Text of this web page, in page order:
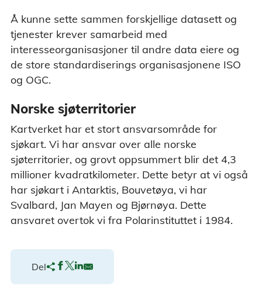
Å kunne sette sammen forskjellige datasett og
tjenester krever samarbeid med
interesseorganisasjoner til andre data eiere og
de store standardiserings organisasjonene ISO
og OGC.
Norske sjøterritorier
Kartverket har et stort ansvarsområde for
sjøkart. Vi har ansvar over alle norske
sjøterritorier, og grovt oppsummert blir det 4,3
millioner kvadratkilometer. Dette betyr at vi også
har sjøkart i Antarktis, Bouvetøya, vi har
Svalbard, Jan Mayen og Bjørnøya. Dette
ansvaret overtok vi fra Polarinstituttet i 1984.
Del